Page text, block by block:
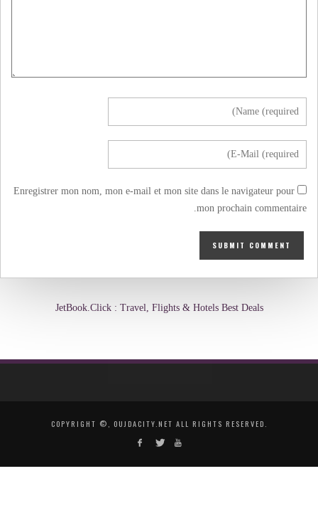
Enregistrer mon nom, mon e-mail et mon site dans le navigateur pour
mon prochain commentaire.
JetBook.Click : Travel, Flights & Hotels Best Deals
COPYRIGHT ©, OUJDACITY.NET ALL RIGHTS RESERVED.